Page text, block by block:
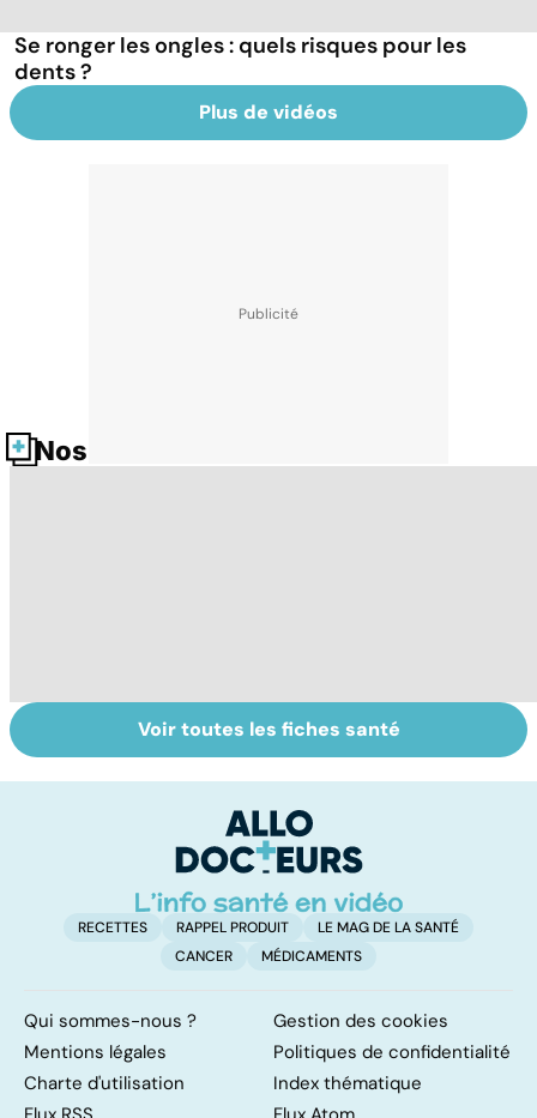
Se ronger les ongles : quels risques pour les
dents ?
Plus de vidéos
Nos fiches santé
Soins dentaires :
on n'arrête pas le
Bruxisme : quand
les dents
Voir toutes les fiches santé
RECETTES RAPPEL PRODUIT
LE MAG DE LA SANTÉ
CANCER
MÉDICAMENTS
Qui sommes-nous ?
Gestion des cookies
Mentions légales
Politiques de confidentialité
Charte d'utilisation
Index thématique